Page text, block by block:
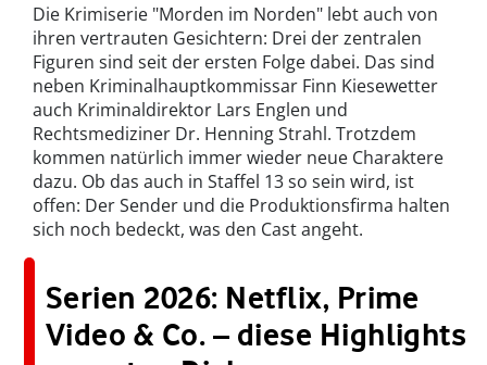
Die Krimiserie "Morden im Norden" lebt auch von
ihren vertrauten Gesichtern: Drei der zentralen
Figuren sind seit der ersten Folge dabei. Das sind
neben Kriminalhauptkommissar Finn Kiesewetter
auch Kriminaldirektor Lars Englen und
Rechtsmediziner Dr. Henning Strahl. Trotzdem
kommen natürlich immer wieder neue Charaktere
dazu. Ob das auch in Staffel 13 so sein wird, ist
offen: Der Sender und die Produktionsfirma halten
sich noch bedeckt, was den Cast angeht.
Serien 2026: Netflix, Prime
Video & Co. – diese Highlights